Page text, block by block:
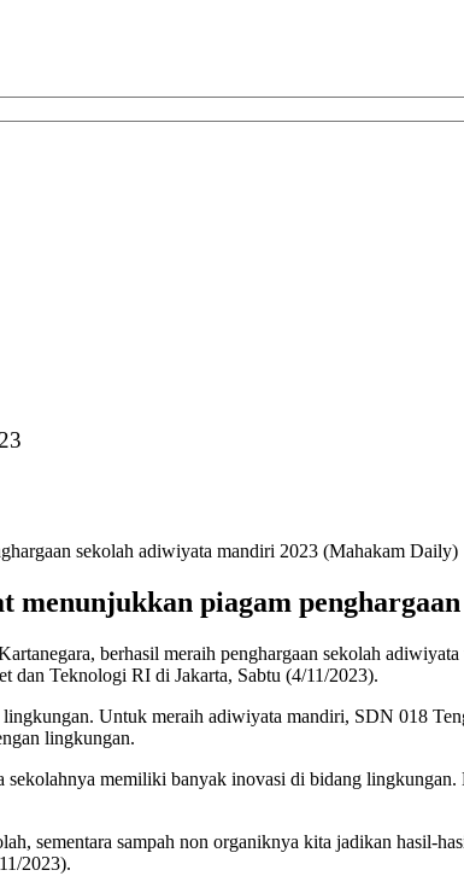
menunjukkan piagam
berhasil meraih penghargaan sekolah
dan Teknologi RI di Jakarta, Sabtu (4/11/2023).
Untuk meraih adiwiyata mandiri, SDN 018
lingkungan.
memiliki banyak inovasi di bidang lingkungan.
sementara sampah non organiknya kita jadikan hasil-
2023).